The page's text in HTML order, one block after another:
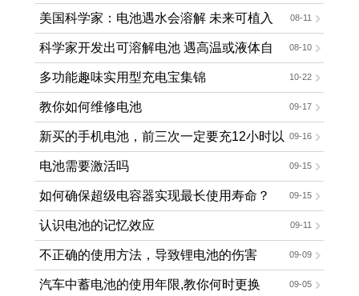
产？ 08-11
美国科学家：电池遇水会溶解 未来可植入
人体 08-10
科学家开发出可溶解电池 遇高温或液体自
行销毁 10-22
多功能趣味实用型充电宝集锦
09-17
教你如何维修电池
09-16
新买的手机电池，前三次一定要充12小时以
上吗? 09-15
电池需要激活吗
09-15
如何确保超级电容器实现最长使用寿命？
09-11
认识电池的记忆效应
09-09
不正确的使用方法，导致锂电池的伤害
09-05
汽车中蓄电池的使用年限,教你何时更换